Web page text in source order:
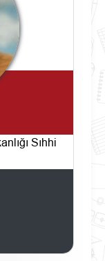
Sıhhi